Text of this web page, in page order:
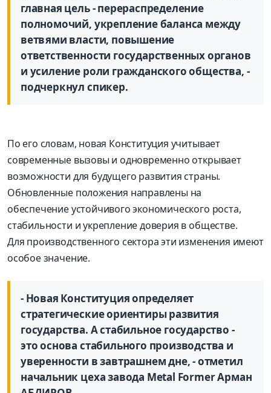
главная цель - перераспределение
полномочий, укрепление баланса между
ветвями власти, повышение
ответственности государственных органов
и усиление роли гражданского общества, -
подчеркнул спикер.
По его словам, новая Конституция учитывает
современные вызовы и одновременно открывает
возможности для будущего развития страны.
Обновленные положения направлены на
обеспечение устойчивого экономического роста,
стабильности и укрепление доверия в обществе.
Для производственного сектора эти изменения имеют
особое значение.
- Новая Конституция определяет
стратегические ориентиры развития
государства. А стабильное государство -
это основа стабильного производства и
уверенности в завтрашнем дне, - отметил
начальник цеха завода Metal Former Арман